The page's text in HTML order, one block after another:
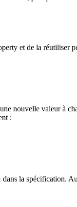
et de la réutiliser
nouvelle valeur à
:
dans la spécification.